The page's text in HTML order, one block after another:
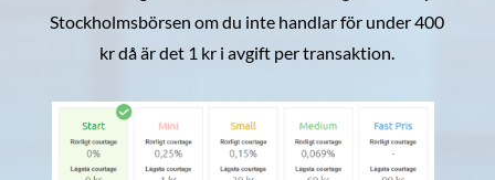
Stockholmsbörsen om du inte handlar för under 400
kr då är det 1 kr i avgift per transaktion.